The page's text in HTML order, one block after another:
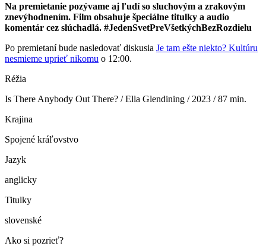
Na premietanie pozývame aj ľudí so sluchovým a zrakovým
znevýhodnením. Film obsahuje špeciálne titulky a audio
komentár cez slúchadlá. #JedenSvetPreVšetkýchBezRozdielu
Po premietaní bude nasledovať diskusia Je tam ešte niekto? Kultúru
nesmieme uprieť nikomu o 12:00.
Réžia
Is There Anybody Out There? / Ella Glendining / 2023 / 87 min.
Krajina
Spojené kráľovstvo
Jazyk
anglicky
Titulky
slovenské
Ako si pozrieť?